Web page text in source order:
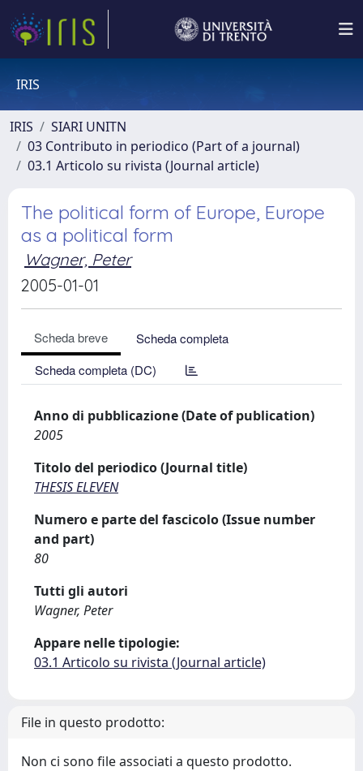
IRIS
IRIS
SIARI UNITN
03 Contributo in periodico (Part of a journal)
03.1 Articolo su rivista (Journal article)
The political form of Europe, Europe
as a political form
Wagner, Peter
2005-01-01
Scheda breve
Scheda completa
Scheda completa (DC)
Anno di pubblicazione (Date of publication)
2005
Titolo del periodico (Journal title)
THESIS ELEVEN
Numero e parte del fascicolo (Issue number
and part)
80
Tutti gli autori
Wagner, Peter
Appare nelle tipologie:
03.1 Articolo su rivista (Journal article)
File in questo prodotto:
Non ci sono file associati a questo prodotto.